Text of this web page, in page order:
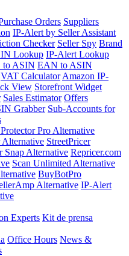
Orders Suppliers
IP-Alert by Seller Assistant
Checker Seller Spy Brand
Lookup IP-Alert Lookup
to ASIN EAN to ASIN
VAT Calculator Amazon IP-
View Storefront Widget
Sales Estimator Offers
Grabber Sub-Accounts for
Pro Alternative
Alternative StreetPricer
Snap Alternative Repricer.com
Scan Unlimited Alternative
BuyBotPro
Alternative IP-Alert
Experts Kit de prensa
Office Hours News &